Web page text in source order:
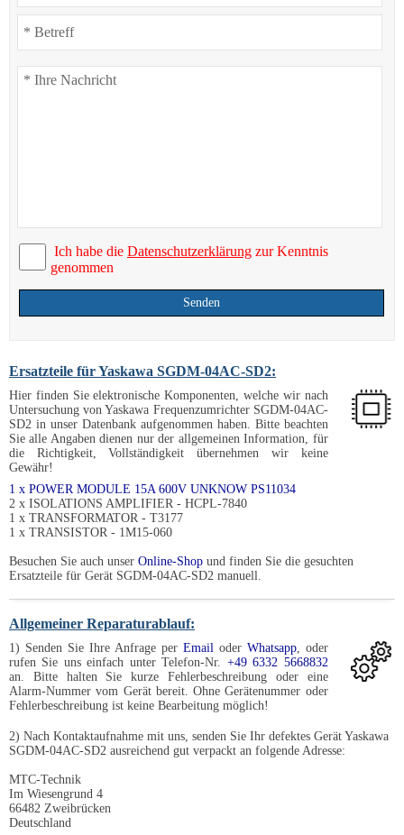
Ich habe die Datenschutzerklärung zur Kenntnis
genommen
Senden
Ersatzteile für Yaskawa SGDM-04AC-SD2:
Hier finden Sie elektronische Komponenten, welche wir nach
Untersuchung von Yaskawa Frequenzumrichter SGDM-04AC-
SD2 in unser Datenbank aufgenommen haben. Bitte beachten
Sie alle Angaben dienen nur der allgemeinen Information, für
die Richtigkeit, Vollständigkeit übernehmen wir keine
Gewähr!
1 x POWER MODULE 15A 600V UNKNOW PS11034
2 x ISOLATIONS AMPLIFIER - HCPL-7840
1 x TRANSFORMATOR - T3177
1 x TRANSISTOR - 1M15-060
Besuchen Sie auch unser Online-Shop und finden Sie die gesuchten
Ersatzteile für Gerät SGDM-04AC-SD2 manuell.
Allgemeiner Reparaturablauf:
1) Senden Sie Ihre Anfrage per Email oder Whatsapp, oder
rufen Sie uns einfach unter Telefon-Nr. +49 6332 5668832
an. Bitte halten Sie kurze Fehlerbeschreibung oder eine
Alarm-Nummer vom Gerät bereit. Ohne Gerätenummer oder
Fehlerbeschreibung ist keine Bearbeitung möglich!
2) Nach Kontaktaufnahme mit uns, senden Sie Ihr defektes Gerät Yaskawa
SGDM-04AC-SD2 ausreichend gut verpackt an folgende Adresse:
MTC-Technik
Im Wiesengrund 4
66482 Zweibrücken
Deutschland